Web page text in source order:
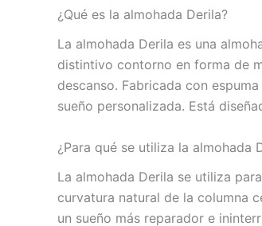
¿Qué es la almohada Derila?
La ​​almohada Derila es una
distintivo contorno en forma de
descanso. Fabricada con
sueño personalizada. Está
¿Para qué se utiliza la almohada
La ​​almohada Derila se utiliza
curvatura natural de la columna
un sueño más reparador e